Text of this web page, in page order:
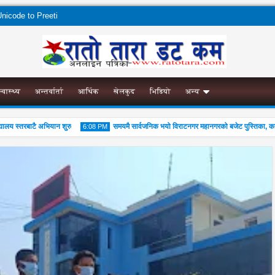
to Preeti
अन्तर्वार्ता आर्थिक खेलकुद भिडियो अन्य
स्तरबाटै अभियान शुरु 6:08 PM
04 Aug
2026
समयमै सार्वजनिक भयो विराटनगर महानगरको बजेट पुस्तिका,